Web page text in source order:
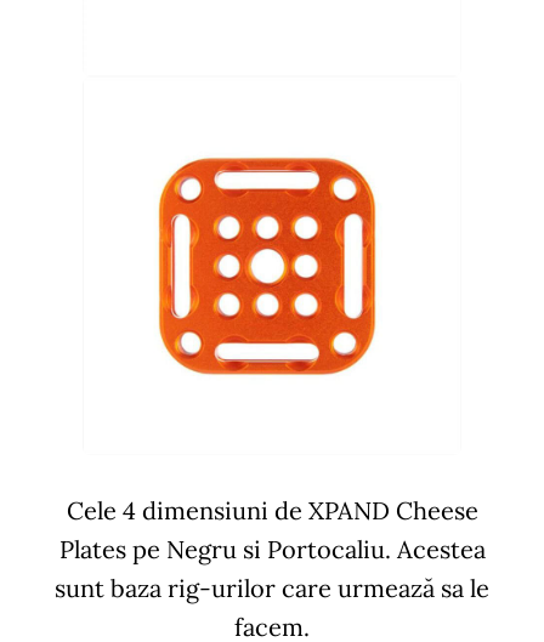
Cele 4 dimensiuni de XPAND Cheese
Plates pe Negru si Portocaliu. Acestea
sunt baza rig-urilor care urmează sa le
facem.